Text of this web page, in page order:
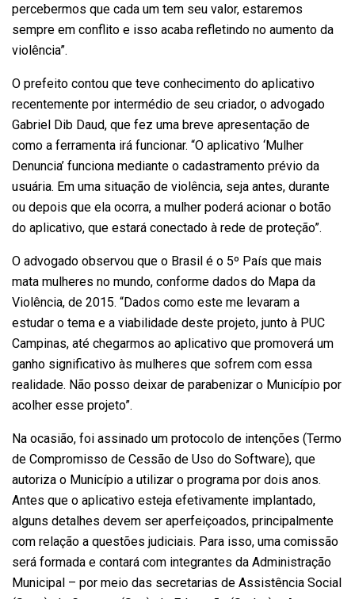
percebermos que cada um tem seu valor, estaremos
sempre em conflito e isso acaba refletindo no aumento da
violência”.
O prefeito contou que teve conhecimento do aplicativo
recentemente por intermédio de seu criador, o advogado
Gabriel Dib Daud, que fez uma breve apresentação de
como a ferramenta irá funcionar. “O aplicativo ‘Mulher
Denuncia’ funciona mediante o cadastramento prévio da
usuária. Em uma situação de violência, seja antes, durante
ou depois que ela ocorra, a mulher poderá acionar o botão
do aplicativo, que estará conectado à rede de proteção”.
O advogado observou que o Brasil é o 5º País que mais
mata mulheres no mundo, conforme dados do Mapa da
Violência, de 2015. “Dados como este me levaram a
estudar o tema e a viabilidade deste projeto, junto à PUC
Campinas, até chegarmos ao aplicativo que promoverá um
ganho significativo às mulheres que sofrem com essa
realidade. Não posso deixar de parabenizar o Município por
acolher esse projeto”.
Na ocasião, foi assinado um protocolo de intenções (Termo
de Compromisso de Cessão de Uso do Software), que
autoriza o Município a utilizar o programa por dois anos.
Antes que o aplicativo esteja efetivamente implantado,
alguns detalhes devem ser aperfeiçoados, principalmente
com relação a questões judiciais. Para isso, uma comissão
será formada e contará com integrantes da Administração
Municipal – por meio das secretarias de Assistência Social